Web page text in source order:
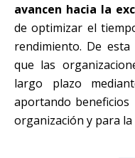
avancen hacia la
de optimizar el
rendimiento. De
que las
largo plazo
aportando
organización y para la